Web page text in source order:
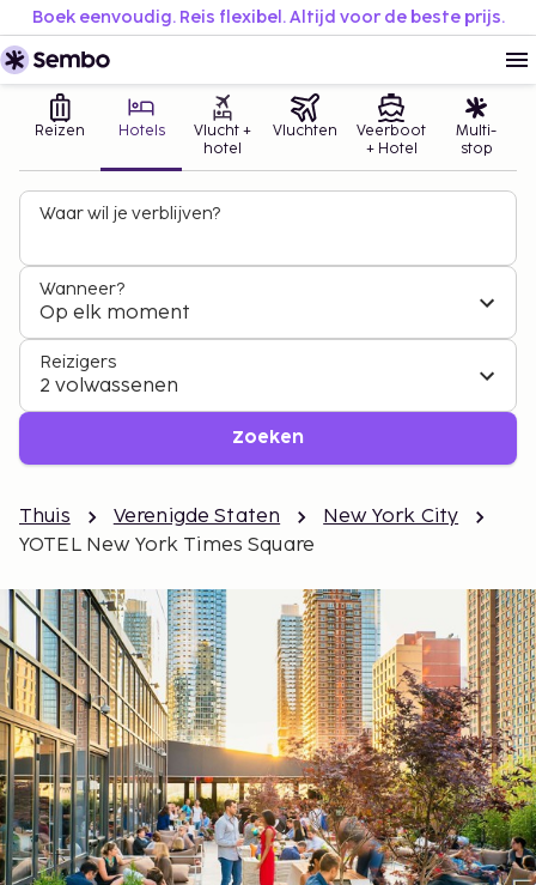
Boek eenvoudig. Reis flexibel. Altijd voor de beste prijs.
Reizen Hotels
Vlucht +
hotel
Vluchten
Veerboot
+ Hotel
Multi-
stop
Waar wil je verblijven?
Wanneer?
Op elk moment
Reizigers
2 volwassenen
Zoeken
Thuis Verenigde Staten
New York City
YOTEL New York Times Square